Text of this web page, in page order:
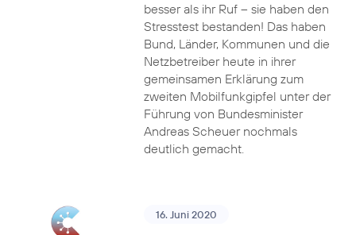
besser als ihr Ruf – sie haben den
Stresstest bestanden! Das haben
Bund, Länder, Kommunen und die
Netzbetreiber heute in ihrer
gemeinsamen Erklärung zum
zweiten Mobilfunkgipfel unter der
Führung von Bundesminister
Andreas Scheuer nochmals
deutlich gemacht.
16. Juni 2020